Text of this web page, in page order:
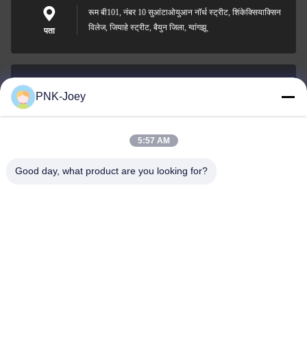
पता
रूम बी101, नंबर 10 सुआंटाओयुआन नॉर्थ स्ट्रीट, शिंकेक्सियाक्सिन
विलेज, जियाहे स्ट्रीट, बैयुन जिला, ग्वांगझू
008613580404923
PNK-Joey
5:57 AM
Good day, what product are you looking for?